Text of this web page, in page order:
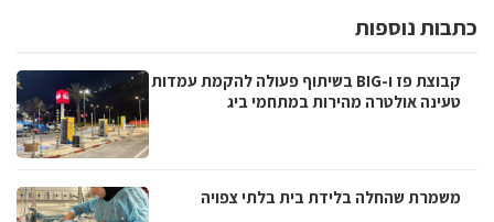
כתבות נוספות
קבוצת פז ו-BIG בשיתוף פעולה להקמת עמדות
טעינה אולטרה מהירות במתחמי ביג
משמרת שהחלה בלידת בית בלתי צפויה